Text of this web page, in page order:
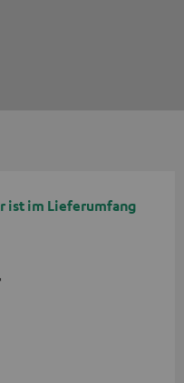
ist im Lieferumfang